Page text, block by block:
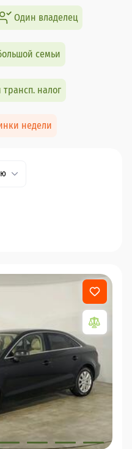
Один владелец
семьи
налог
недели